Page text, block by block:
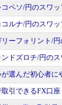
コペソ/円のスワッ
ルナ/円のスワッ
ーフォリント/
ンドズロチ/円の
選んだ初心者に
取引できるFX口座